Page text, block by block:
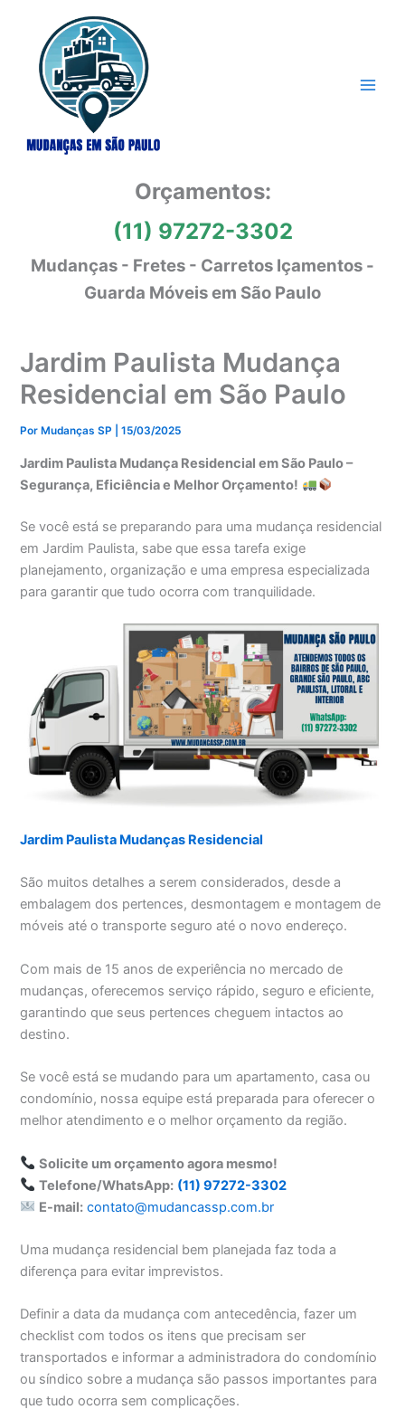
conteúdo
Orçamentos:
(11) 97272-3302
Mudanças - Fretes - Carretos Içamentos -
Guarda Móveis em São Paulo
Jardim Paulista Mudança
Residencial em São Paulo
Por Mudanças SP |15/03/2025
Jardim Paulista Mudança Residencial em São Paulo –
Segurança, Eficiência e Melhor Orçamento!
Se você está se preparando para uma mudança residencial
em Jardim Paulista, sabe que essa tarefa exige
planejamento, organização e uma empresa especializada
para garantir que tudo ocorra com tranquilidade.
Jardim Paulista Mudanças Residencial
São muitos detalhes a serem considerados, desde a
embalagem dos pertences, desmontagem e montagem de
móveis até o transporte seguro até o novo endereço.
Com mais de 15 anos de experiência no mercado de
mudanças, oferecemos serviço rápido, seguro e eficiente,
garantindo que seus pertences cheguem intactos ao
destino.
Se você está se mudando para um apartamento, casa ou
condomínio, nossa equipe está preparada para oferecer o
melhor atendimento e o melhor orçamento da região.
Solicite um orçamento agora mesmo!
Telefone/WhatsApp: (11) 97272-3302
E-mail: contato@mudancassp.com.br
Uma mudança residencial bem planejada faz toda a
diferença para evitar imprevistos.
Definir a data da mudança com antecedência, fazer um
checklist com todos os itens que precisam ser
transportados e informar a administradora do condomínio
ou síndico sobre a mudança são passos importantes para
que tudo ocorra sem complicações.